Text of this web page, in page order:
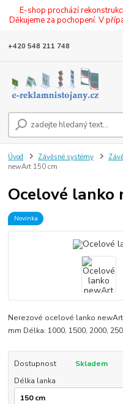
E-shop prochází
Děkujeme za pochopení. V
+420 548 211 748
Úvod Závěsné systémy
newArt 150 cm
Ocelové
Novinka
Nerezové ocelové lanko
mm Délka: 1000, 1500, 2000,
Dostupnost
Skladem
Délka lanka